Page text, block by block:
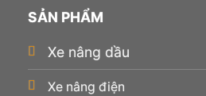
SẢN PHẨM
Xe nâng dầu
Xe nâng điện